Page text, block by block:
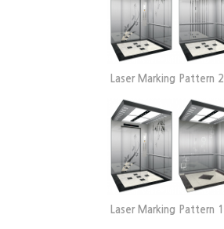
Laser Marking Pattern 2
Laser Marking Pattern 1